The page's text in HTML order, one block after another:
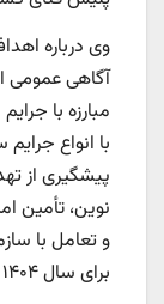
وی درباره
آگاهی عمومی
مبارزه با
با انواع
پیشگیری از
نوین، تأمین
و تعامل با
برای سال ۱۴۰۴ است.